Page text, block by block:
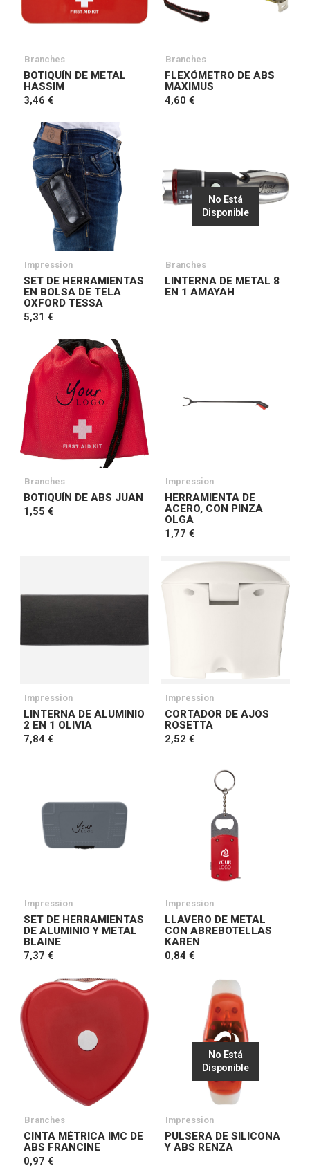
Branches
BOTIQUÍN DE METAL
HASSIM
3,46 €
Branches
FLEXÓMETRO DE ABS
MAXIMUS
4,60 €
Impression
SET DE HERRAMIENTAS
EN BOLSA DE TELA
OXFORD TESSA
5,31 €
No Está
Disponible
Branches
LINTERNA DE METAL 8
EN 1 AMAYAH
Branches
BOTIQUÍN DE ABS JUAN
1,55 €
Impression
HERRAMIENTA DE
ACERO, CON PINZA
OLGA
1,77 €
Impression
LINTERNA DE ALUMINIO
2 EN 1 OLIVIA
7,84 €
Impression
CORTADOR DE AJOS
ROSETTA
2,52 €
Impression
SET DE HERRAMIENTAS
DE ALUMINIO Y METAL
BLAINE
7,37 €
Impression
LLAVERO DE METAL
CON ABREBOTELLAS
KAREN
0,84 €
Branches
CINTA MÉTRICA IMC DE
ABS FRANCINE
0,97 €
No Está
Disponible
Impression
PULSERA DE SILICONA
Y ABS RENZA